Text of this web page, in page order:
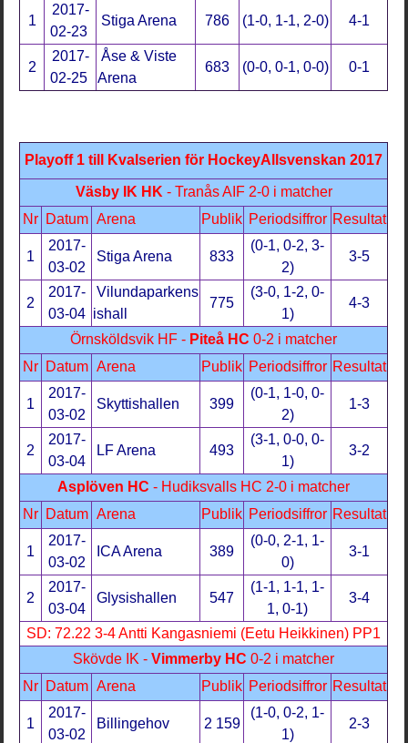
1
2017-
02-23
Stiga Arena 786 (1-0, 1-1, 2-0) 4-1
2
2017-
02-25
Åse & Viste
Arena
683 (0-0, 0-1, 0-0) 0-1
Playoff 1 till Kvalserien för HockeyAllsvenskan 2017
Väsby IK HK - Tranås AIF 2-0 i matcher
Nr Datum Arena Publik Periodsiffror Resultat
1
2017-
03-02
Stiga Arena 833
(0-1, 0-2, 3-
2)
3-5
2
2017-
03-04
Vilundaparkens
ishall
775
(3-0, 1-2, 0-
1)
4-3
Örnsköldsvik HF - Piteå HC 0-2 i matcher
Nr Datum Arena Publik Periodsiffror Resultat
1
2017-
03-02
Skyttishallen 399
(0-1, 1-0, 0-
2)
1-3
2
2017-
03-04
LF Arena 493
(3-1, 0-0, 0-
1)
3-2
Asplöven HC - Hudiksvalls HC 2-0 i matcher
Nr Datum Arena Publik Periodsiffror Resultat
1
2017-
03-02
ICA Arena 389
(0-0, 2-1, 1-
0)
3-1
2
2017-
03-04
Glysishallen 547
(1-1, 1-1, 1-
1, 0-1)
3-4
SD: 72.22 3-4 Antti Kangasniemi (Eetu Heikkinen) PP1
Skövde IK -Vimmerby HC 0-2 i matcher
Nr Datum Arena Publik Periodsiffror Resultat
1
2017-
03-02
Billingehov 2 159
(1-0, 0-2, 1-
1)
2-3